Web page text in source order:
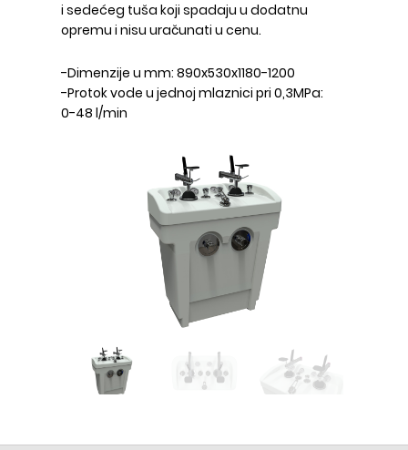
i sedećeg tuša koji spadaju u dodatnu
opremu i nisu uračunati u cenu.
-Dimenzije u mm: 890x530x1180-1200
-Protok vode u jednoj mlaznici pri 0,3MPa:
0-48 l/min